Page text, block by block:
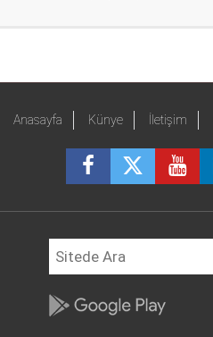
Anasayfa Künye İletişim